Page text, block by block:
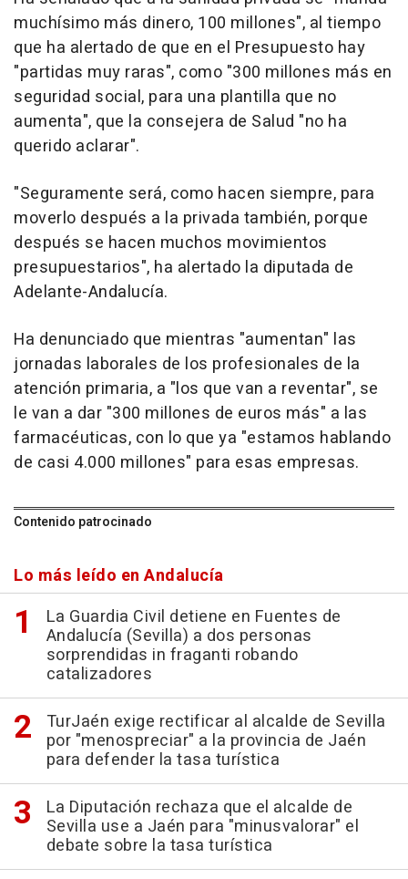
muchísimo más dinero, 100 millones", al tiempo
que ha alertado de que en el Presupuesto hay
"partidas muy raras", como "300 millones más en
seguridad social, para una plantilla que no
aumenta", que la consejera de Salud "no ha
querido aclarar".
"Seguramente será, como hacen siempre, para
moverlo después a la privada también, porque
después se hacen muchos movimientos
presupuestarios", ha alertado la diputada de
Adelante-Andalucía.
Ha denunciado que mientras "aumentan" las
jornadas laborales de los profesionales de la
atención primaria, a "los que van a reventar", se
le van a dar "300 millones de euros más" a las
farmacéuticas, con lo que ya "estamos hablando
de casi 4.000 millones" para esas empresas.
Contenido patrocinado
Lo más leído en Andalucía
La Guardia Civil detiene en Fuentes de
Andalucía (Sevilla) a dos personas
sorprendidas in fraganti robando
catalizadores
TurJaén exige rectificar al alcalde de Sevilla
por "menospreciar" a la provincia de Jaén
para defender la tasa turística
La Diputación rechaza que el alcalde de
Sevilla use a Jaén para "minusvalorar" el
debate sobre la tasa turística